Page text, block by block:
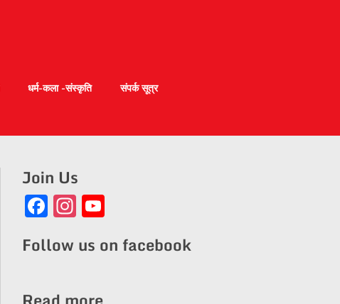
धर्म-कला -संस्कृति
संपर्क सूत्र
Join Us
Facebook
Instagram
Follow us on facebook